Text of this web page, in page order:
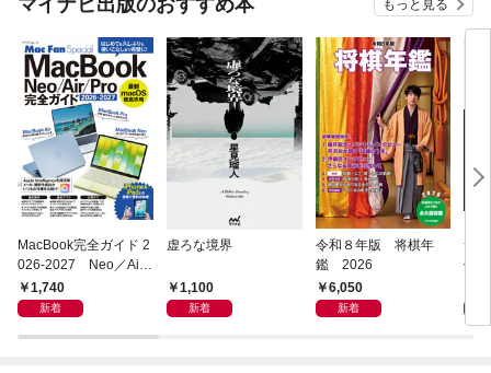
もっと見る
MacBook完全ガイド 2
026-2027 Neo／Air
／Pro対応
1,740
新着
虚ろな境界
1,100
新着
令和８年版 将棋年
鑑 2026
6,050
新着
つ
像